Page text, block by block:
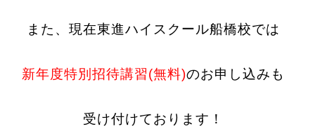
また、現在東進ハイスクール船橋校では
新年度特別招待講習(無料)のお申し込みも
受け付けております！